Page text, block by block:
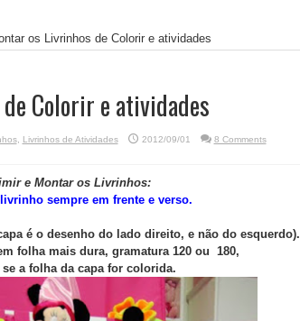
os Livrinhos de Colorir e atividades
Colorir e atividades
, Livrinhos de Atividades 2012/09/01
8 Comments
e Montar os Livrinhos:
sempre em frente e verso.
é o desenho do lado direito, e não do esquerdo).
folha mais dura, gramatura 120 ou 180,
a folha da capa for colorida.